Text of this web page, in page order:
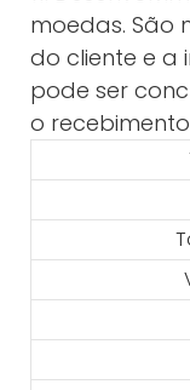
moedas. São
do cliente e a
pode ser
o